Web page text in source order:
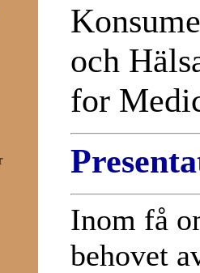
och
for
Inom få
behovet